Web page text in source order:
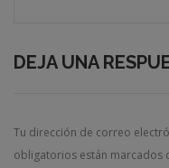
DEJA UNA
Tu dirección de correo
obligatorios están marcados